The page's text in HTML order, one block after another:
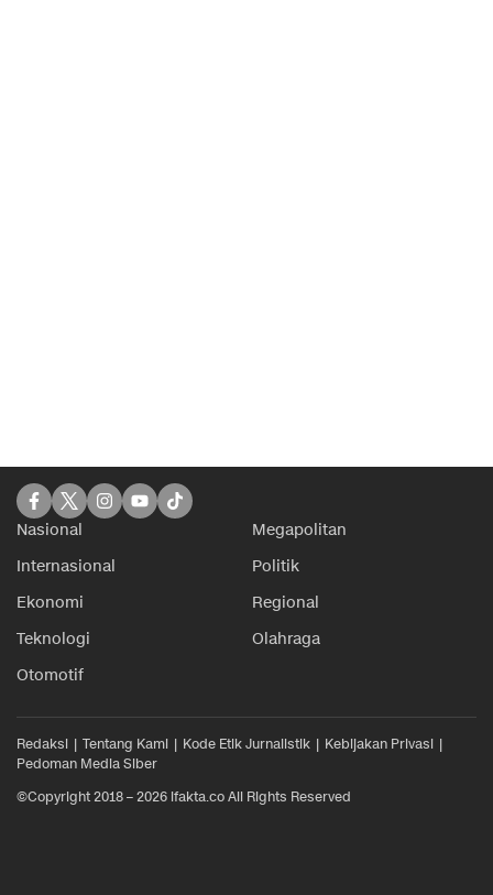
Nasional
Megapolitan
Internasional
Politik
Ekonomi
Regional
Teknologi
Olahraga
Otomotif
Redaksi Tentang Kami Kode Etik Jurnalistik
Kebijakan Privasi
Pedoman Media Siber
©Copyright 2018 – 2026 ifakta.co All Rights Reserved